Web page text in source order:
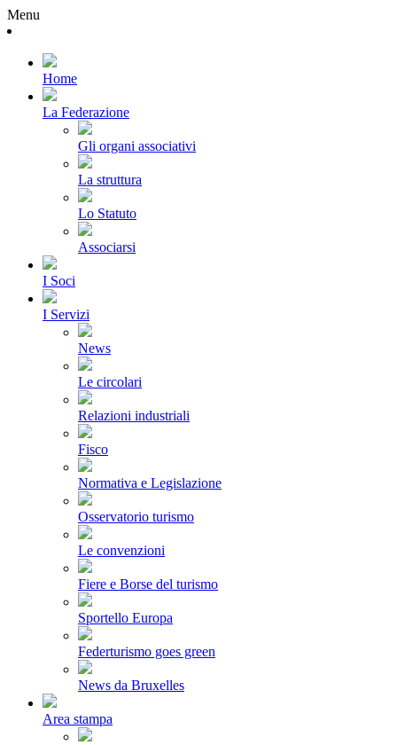
Menu
Home
La Federazione
Gli organi associativi
La struttura
Lo Statuto
Associarsi
I Soci
I Servizi
News
Le circolari
Relazioni industriali
Fisco
Normativa e Legislazione
Osservatorio turismo
Le convenzioni
Fiere e Borse del turismo
Sportello Europa
Federturismo goes green
News da Bruxelles
Area stampa